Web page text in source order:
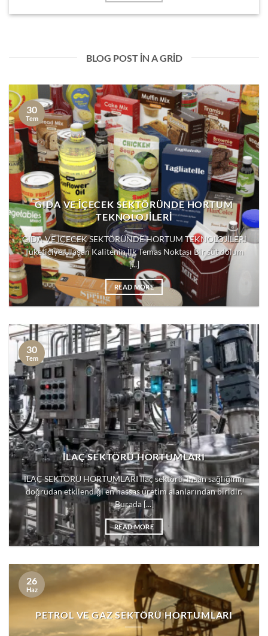
BLOG POST IN A GRID
GIDA VE İÇECEK SEKTÖRÜNDE HORTUM
TEKNOLOJİLERİ
GIDA VE İÇECEK SEKTÖRÜNDE HORTUM TEKNOLOJİLERİ
Tüketiciye Ulaşan Kalitenin İlk Temas Noktası Bir süt dolum
[...]
READ MORE
30
Tem
İLAÇ SEKTÖRÜ HORTUMLARI
İLAÇ SEKTÖRÜ HORTUMLARI İlaç sektörü, insan sağlığının
doğrudan etkilendiği en hassas üretim alanlarından biridir.
Burada [...]
READ MORE
30
Tem
PETROL VE GAZ SEKTÖRÜ HORTUMLARI
26
Haz